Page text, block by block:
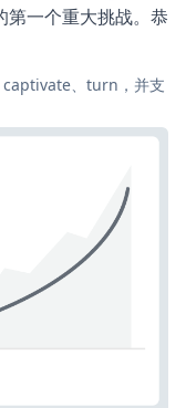
第一个重大挑战。恭
、turn，并支